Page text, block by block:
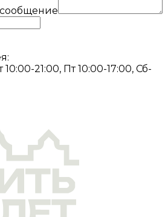
10:00-21:00, Пт 10:00-17:00, Сб-